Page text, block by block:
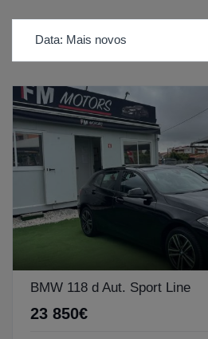
Data: Mais novos
BMW 118 d Aut. Sport Line
23 850€